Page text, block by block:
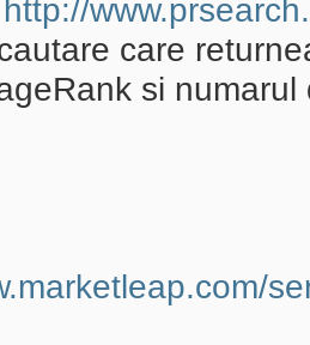
http://
care
si